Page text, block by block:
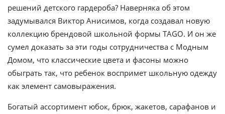
решений детского гардероба? Наверняка об этом
задумывался Виктор Анисимов, когда создавал новую
коллекцию брендовой школьной формы TAGO. И он же
сумел доказать за эти годы сотрудничества с Модным
Домом, что классические цвета и фасоны можно
обыграть так, что ребенок воспримет школьную одежду
как элемент самовыражения.
Богатый ассортимент юбок, брюк, жакетов, сарафанов и